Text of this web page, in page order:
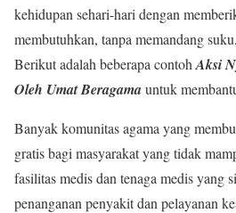
kehidupan sehari-hari dengan
membutuhkan, tanpa memandang
Berikut adalah beberapa contoh Aksi
Oleh Umat Beragamauntuk
Banyak komunitas agama yang
gratis bagi masyarakat yang tidak
fasilitas medis dan tenaga medis yang
penanganan penyakit dan pelayanan